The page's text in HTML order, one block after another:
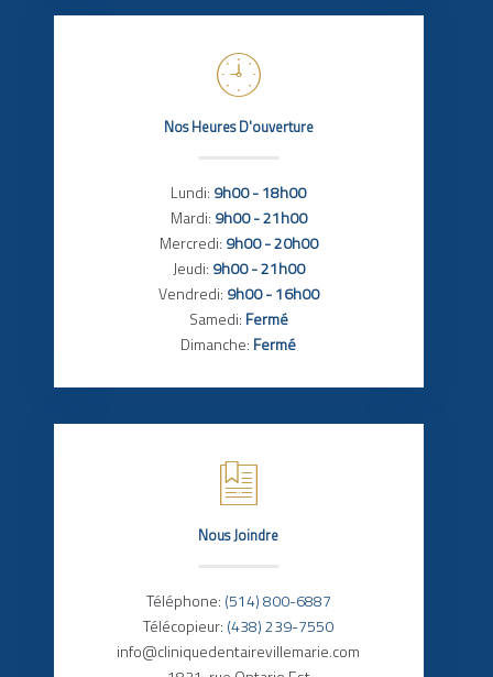
Nos Heures D'ouverture
Lundi: 9h00 - 18h00
Mardi: 9h00 - 21h00
Mercredi: 9h00 - 20h00
Jeudi: 9h00 - 21h00
Vendredi: 9h00 - 16h00
Samedi: Fermé
Dimanche: Fermé
Nous Joindre
Téléphone: (514) 800-6887
Télécopieur: (438) 239-7550
info@cliniquedentairevillemarie.com